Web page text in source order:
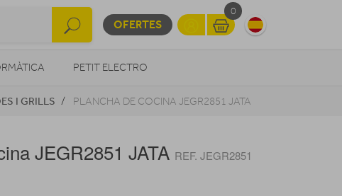
OFERTES
0
PETIT ELECTRO
OTROS
I GRILLS PLANCHA DE COCINA JEGR2851 JATA
JEGR2851 JATA REF. JEGR2851